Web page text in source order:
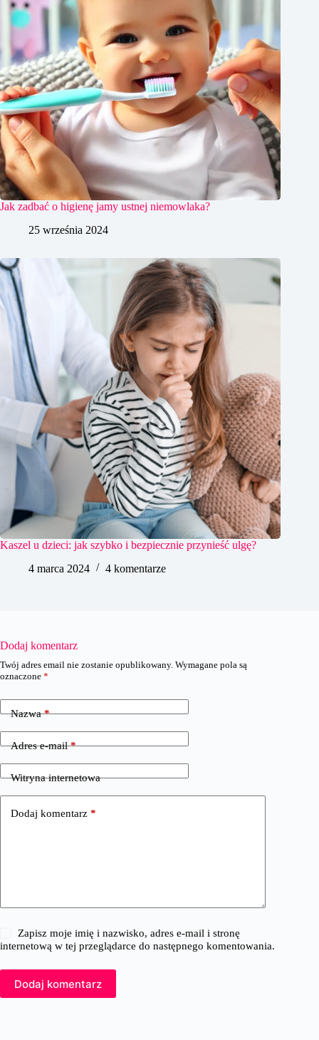
Jak zadbać o higienę jamy ustnej niemowlaka?
25 września 2024
Kaszel u dzieci: jak szybko i bezpiecznie przynieść ulgę?
4 marca 2024
4 komentarze
Dodaj komentarz
Twój adres email nie zostanie opublikowany. Wymagane pola są
oznaczone *
Nazwa*
Adres e-mail*
Witryna internetowa
Dodaj komentarz *
Zapisz moje imię i nazwisko, adres e-mail i stronę
internetową w tej przeglądarce do następnego komentowania.
Dodaj komentarz